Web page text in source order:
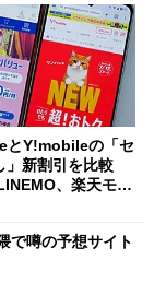
とY!mobileの「セ
」新割引を比較
、楽天モバ
で噂の予想サイト